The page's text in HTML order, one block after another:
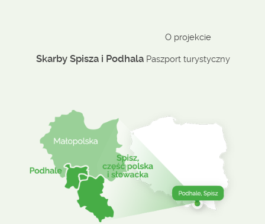
Skarby Spisza i Podhala
O projekcie
Paszport turystyczny